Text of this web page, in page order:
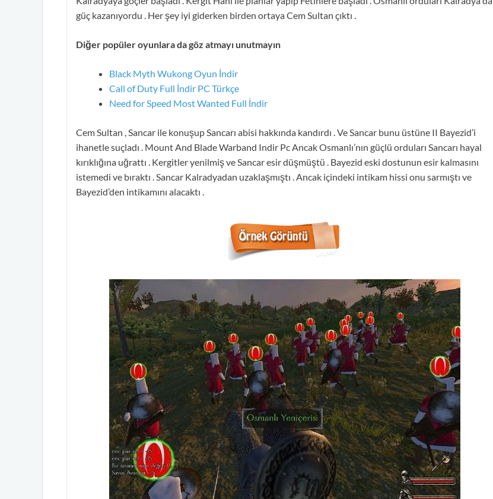
güç kazanıyordu . Her şey iyi giderken birden ortaya Cem Sultan çıktı .
Diğer popüler oyunlara da göz atmayı unutmayın
Black Myth Wukong Oyun İndir
Call of Duty Full İndir PC Türkçe
Need for Speed Most Wanted Full İndir
Cem Sultan , Sancar ile konuşup Sancarı abisi hakkında kandırdı . Ve Sancar bunu üstüne II Bayezid’i
ihanetle suçladı . Mount And Blade Warband Indir Pc Ancak Osmanlı’nın güçlü orduları Sancarı hayal
kırıklığına uğrattı . Kergitler yenilmiş ve Sancar esir düşmüştü . Bayezid eski dostunun esir kalmasını
istemedi ve bıraktı . Sancar Kalradyadan uzaklaşmıştı . Ancak içindeki intikam hissi onu sarmıştı ve
Bayezid’den intikamını alacaktı .